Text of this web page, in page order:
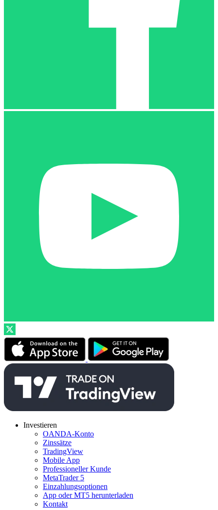
Investieren
OANDA-Konto
Zinssätze
TradingView
Mobile App
Professioneller Kunde
MetaTrader 5
Einzahlungsoptionen
App oder MT5 herunterladen
Kontakt